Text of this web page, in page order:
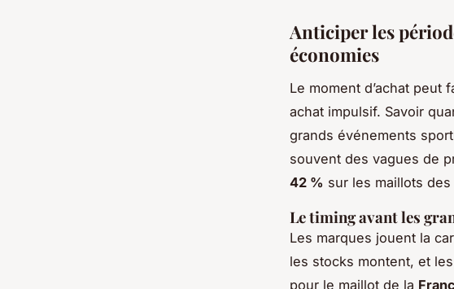
Anticiper les
économies
Le moment d’achat peut
achat impulsif. Savoir
grands événements
souvent des vagues de
42 % sur les maillots
Le timing avant les
Les marques jouent la
les stocks montent, et
pour le maillot de la